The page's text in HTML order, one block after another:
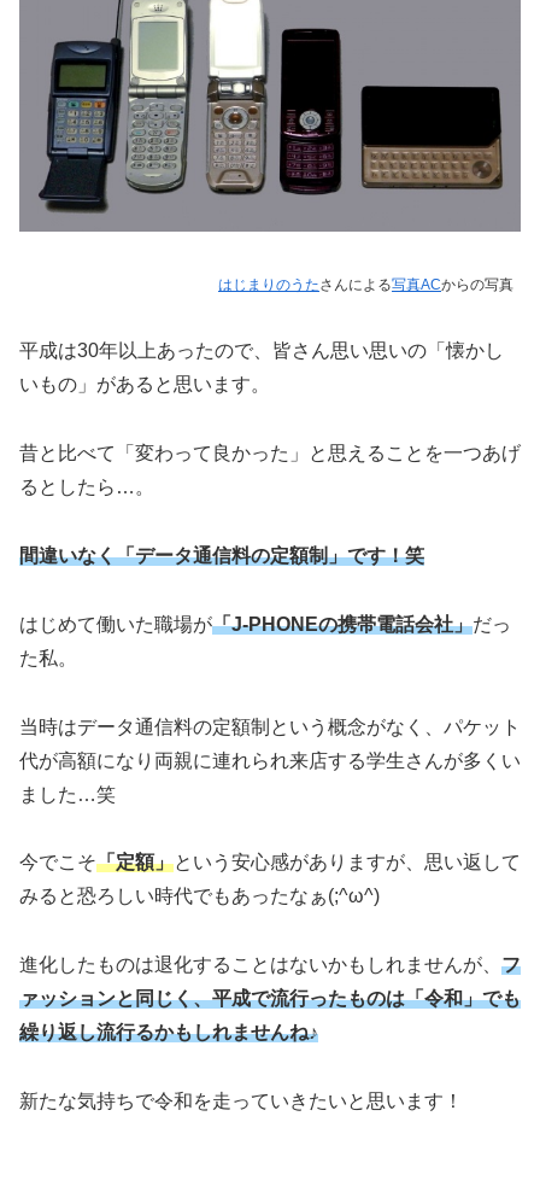
はじまりのうたさんによる写真ACからの写真
平成は30年以上あったので、皆さん思い思いの「懐かし
いもの」があると思います。
昔と比べて「変わって良かった」と思えることを一つあげ
るとしたら…。
間違いなく「データ通信料の定額制」です！笑
はじめて働いた職場が「J-PHONEの携帯電話会社」だっ
た私。
当時はデータ通信料の定額制という概念がなく、パケット
代が高額になり両親に連れられ来店する学生さんが多くい
ました…笑
今でこそ「定額」という安心感がありますが、思い返して
みると恐ろしい時代でもあったなぁ(;^ω^)
進化したものは退化することはないかもしれませんが、 フ
ァッションと同じく、平成で流行ったものは「令和」でも
繰り返し流行るかもしれませんね♪
新たな気持ちで令和を走っていきたいと思います！